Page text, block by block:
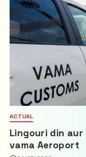
ACTUAL
Lingouri din
vama Aeroport